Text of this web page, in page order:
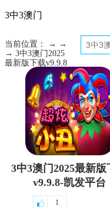
3中3澳门
当前位置： → →
→ 3中3澳门2025
最新版下载v9.9.8
3中3澳门2025最新版
v9.9.8-凯发平台
1